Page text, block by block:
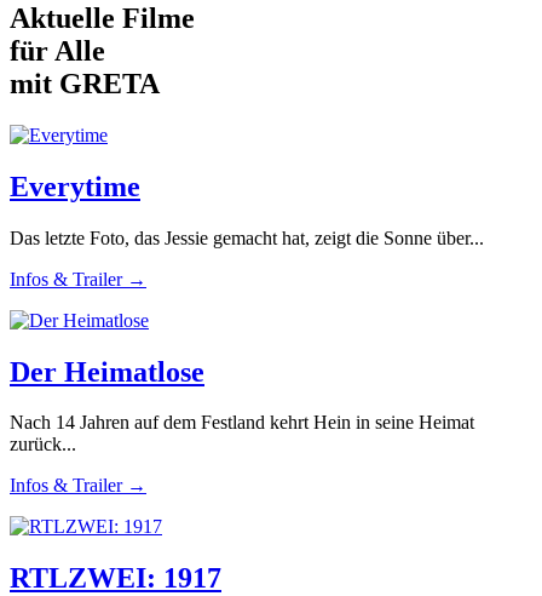
Aktuelle Filme
für Alle
mit GRETA
Everytime
Das letzte Foto, das Jessie gemacht hat, zeigt die Sonne über...
Infos & Trailer →
Der Heimatlose
Nach 14 Jahren auf dem Festland kehrt Hein in seine Heimat
zurück...
Infos & Trailer →
RTLZWEI: 1917